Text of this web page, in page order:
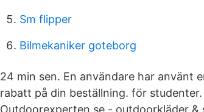
Sm flipper
Bilmekaniker goteborg
24 min sen. En användare har använt
rabatt på din beställning. för
Outdoorexperten.se - outdoorkläder